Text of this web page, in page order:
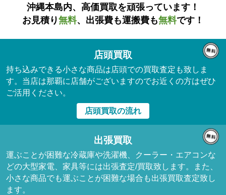
沖縄本島内、高価買取を頑張っています！
お見積り無料、出張費も運搬費も無料です！
店頭買取
持ち込みできる小さな商品は店頭での買取査定も致しま
す。当店は那覇に店舗がございますのでお近くの方はぜひ
ご活用ください。
店頭買取の流れ
出張買取
運ぶことが困難な冷蔵庫や洗濯機、クーラー・エアコンな
どの大型家電、家具等には出張査定/買取致します。また、
小さな商品でも運ぶことが困難な場合も出張買取査定致し
ます。